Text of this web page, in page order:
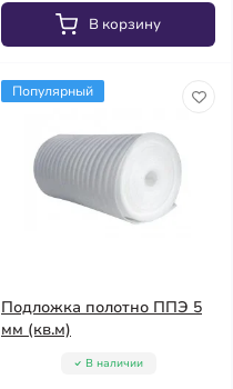
В корзину
Популярный
Подложка полотно ППЭ 5
мм (кв.м)
В наличии